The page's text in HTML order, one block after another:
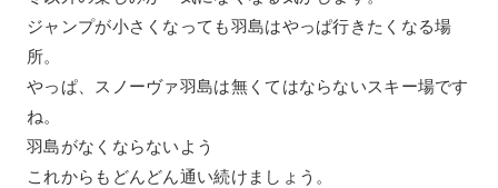
ジャンプが小さくなっても羽島はやっぱ行きたくなる場
所。
やっぱ、スノーヴァ羽島は無くてはならないスキー場です
ね。
羽島がなくならないよう
これからもどんどん通い続けましょう。